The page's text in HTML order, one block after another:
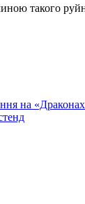
такого
на